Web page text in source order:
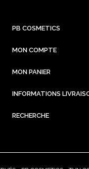
PB COSMETICS
MON COMPTE
MON PANIER
INFORMATIONS
RECHERCHE